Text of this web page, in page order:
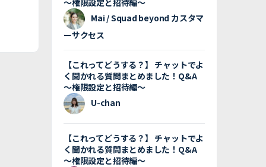
〜権限設定と招待編〜
Mai / Squad beyond カスタマ
ーサクセス
【これってどうする？】 チャットでよ
く聞かれる質問まとめました！Q&A
〜権限設定と招待編〜
U-chan
【これってどうする？】 チャットでよ
く聞かれる質問まとめました！Q&A
〜権限設定と招待編〜